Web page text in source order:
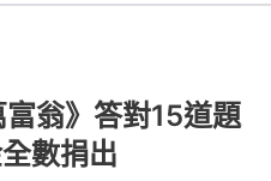
翁》答對15道題
數捐出